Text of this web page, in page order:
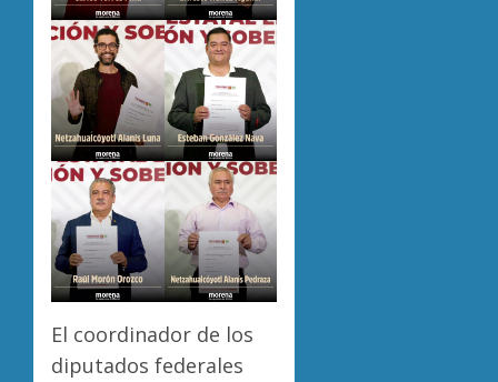
El coordinador de los
diputados federales